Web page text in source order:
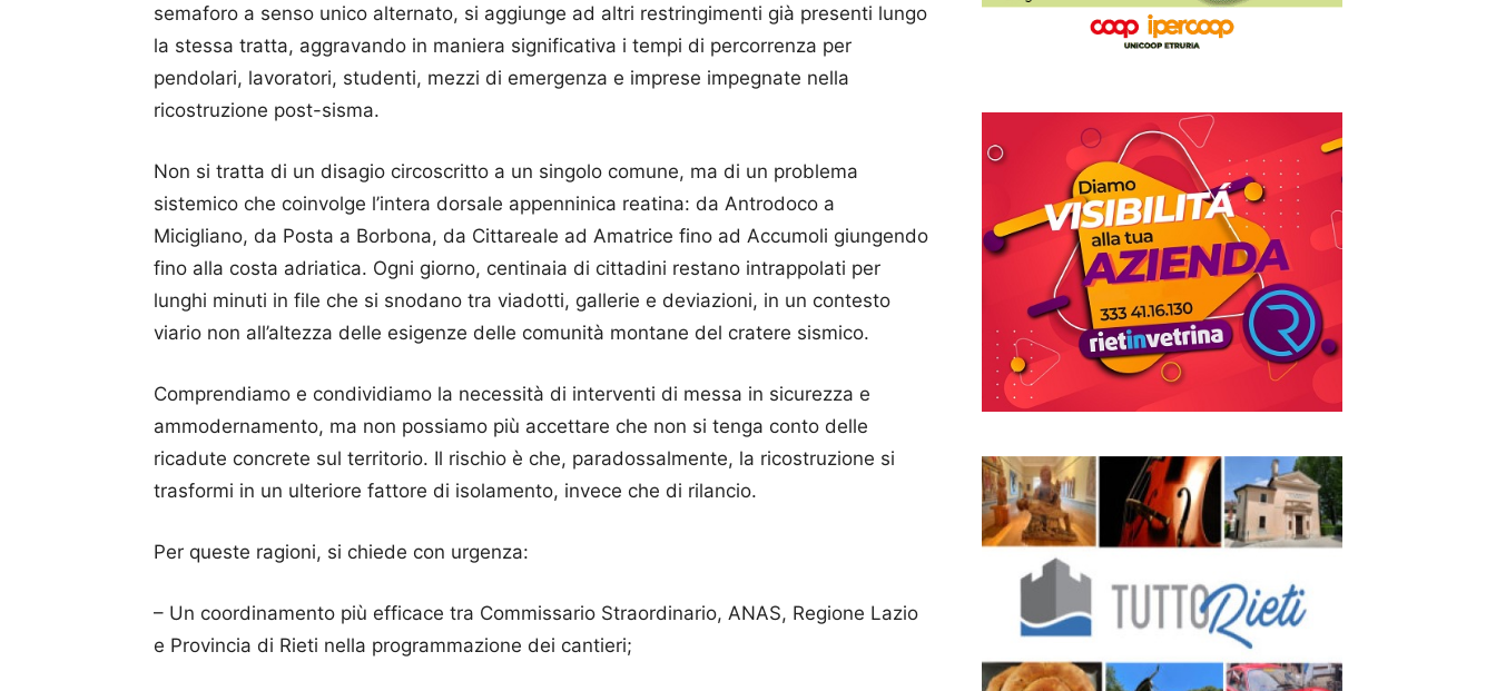
semaforo a senso unico alternato, si aggiunge ad altri restringimenti già presenti lungo
la stessa tratta, aggravando in maniera significativa i tempi di percorrenza per
pendolari, lavoratori, studenti, mezzi di emergenza e imprese impegnate nella
ricostruzione post-sisma.
Non si tratta di un disagio circoscritto a un singolo comune, ma di un problema
sistemico che coinvolge l’intera dorsale appenninica reatina: da Antrodoco a
Micigliano, da Posta a Borbona, da Cittareale ad Amatrice fino ad Accumoli giungendo
fino alla costa adriatica. Ogni giorno, centinaia di cittadini restano intrappolati per
lunghi minuti in file che si snodano tra viadotti, gallerie e deviazioni, in un contesto
viario non all’altezza delle esigenze delle comunità montane del cratere sismico.
Comprendiamo e condividiamo la necessità di interventi di messa in sicurezza e
ammodernamento, ma non possiamo più accettare che non si tenga conto delle
ricadute concrete sul territorio. Il rischio è che, paradossalmente, la ricostruzione si
trasformi in un ulteriore fattore di isolamento, invece che di rilancio.
Per queste ragioni, si chiede con urgenza:
– Un coordinamento più efficace tra Commissario Straordinario, ANAS, Regione Lazio
e Provincia di Rieti nella programmazione dei cantieri;